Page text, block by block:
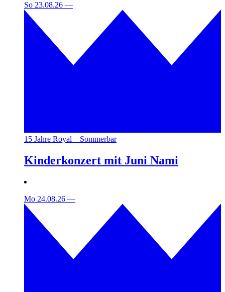
So 23.08.26 —
15 Jahre Royal – Sommerbar
Kinderkonzert mit Juni Nami
Mo 24.08.26 —